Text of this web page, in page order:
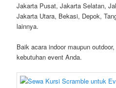
Jakarta Pusat, Jakarta Selatan,
Jakarta Utara, Bekasi, Depok,
lainnya.
Baik acara indoor maupun
kebutuhan event Anda.